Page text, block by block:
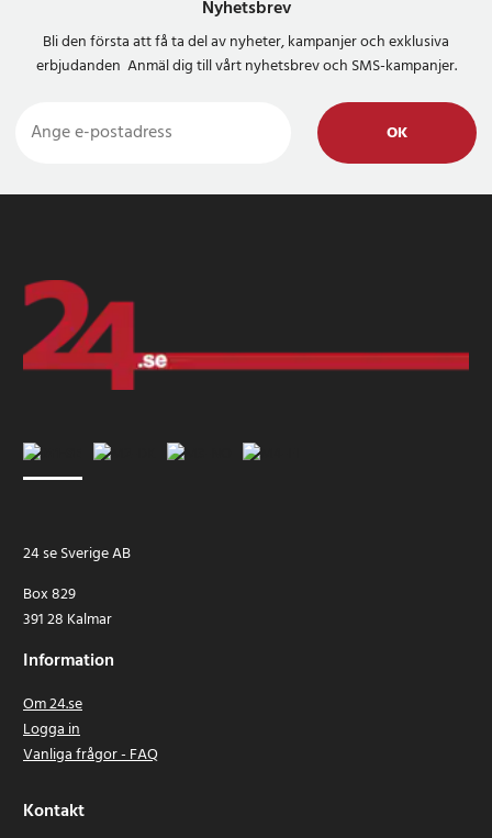
Nyhetsbrev
Bli den första att få ta del av nyheter, kampanjer och exklusiva
erbjudanden Anmäl dig till vårt nyhetsbrev och SMS-kampanjer.
OK
24 se Sverige AB
Box 829
391 28 Kalmar
Information
Om 24.se
Logga in
Vanliga frågor - FAQ
Kontakt